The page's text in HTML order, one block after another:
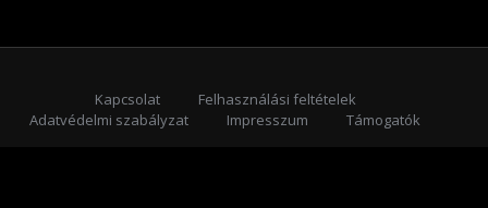
Kapcsolat
Felhasználási feltételek
Adatvédelmi szabályzat
Impresszum
Támogatók